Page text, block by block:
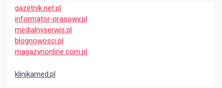
gazetnik.net.pl
informator-prasowy.pl
medialnyserwis.pl
blognowosci.pl
magazynonline.com.pl
klinikamed.pl